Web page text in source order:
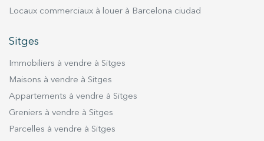
Locaux commerciaux à louer à Barcelona ciudad
Sitges
Immobiliers à vendre à Sitges
Maisons à vendre à Sitges
Appartements à vendre à Sitges
Greniers à vendre à Sitges
Parcelles à vendre à Sitges